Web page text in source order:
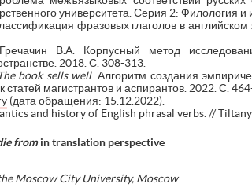
университета. Серия 2: Филология и
фразовых глаголов в
В.А. Корпусный метод
2018. С. 308-313.
book sells well: Алгоритм создания
статей магистрантов и аспирантов. 2022. С.
(дата обращения: 15.12.2022).
and history of English phrasal verbs. //
fromin translation perspective
Moscow City University, Moscow